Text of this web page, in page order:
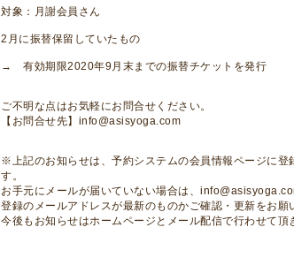
対象：月謝会員さん
2月に振替保留していたもの
→ 有効期限2020年9月末までの振替チケットを発行
ご不明な点はお気軽にお問合せください。
【お問合せ先】info@asisyoga.com
※上記のお知らせは、予約システムの会員情報ページに
す。
お手元にメールが届いていない場合は、
登録のメールアドレスが最新のものかご確認・更新をお願
今後もお知らせはホームページとメール配信で行わせて頂